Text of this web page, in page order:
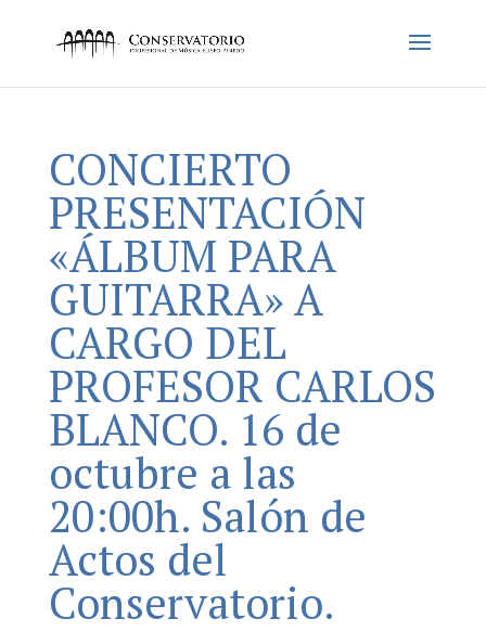
CONCIERTO
PRESENTACIÓN
«ÁLBUM PARA
GUITARRA» A
CARGO DEL
PROFESOR CARLOS
BLANCO. 16 de
octubre a las
20:00h. Salón de
Actos del
Conservatorio.